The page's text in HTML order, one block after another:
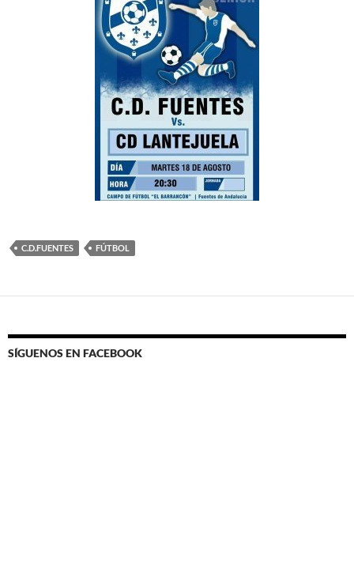
C.D.FUENTES FÚTBOL
SÍGUENOS EN FACEBOOK